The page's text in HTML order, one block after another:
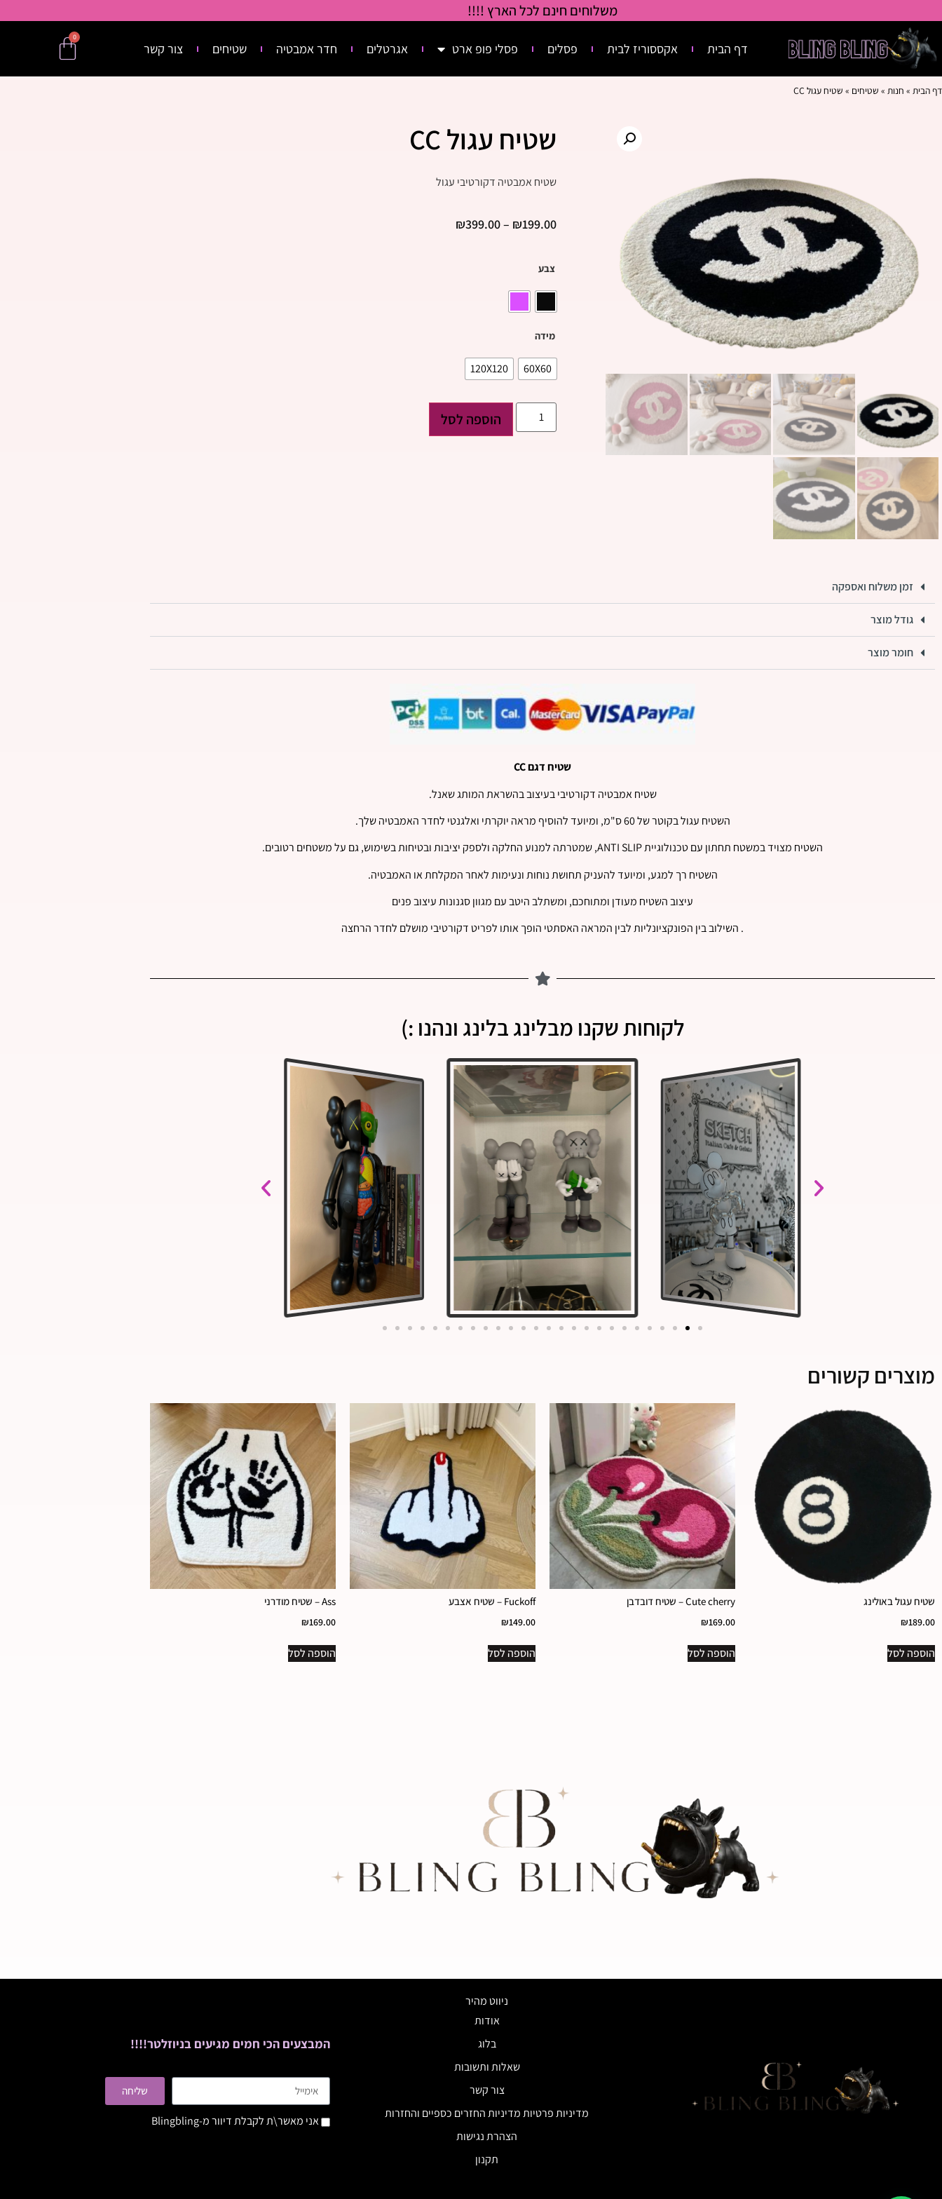
משלוחים חינם לכל הארץ !!!!
דף הבית אקססוריז לבית פסלים פסלי פופ ארט אגרטלים חדר אמבטיה שטיחים צור קשר
0
דף הבית » חנות » שטיחים » שטיח עגול CC
שטיח עגול CC
שטיח אמבטיה דקורטיבי עגול
₪199.00
–
₪399.00
צבע
מידה
60X60
120X120
הוספה לסל
זמן משלוח ואספקה
גודל מוצר
חומר מוצר
שטיח דגם CC
שטיח אמבטיה דקורטיבי בעיצוב בהשראת המותג שאנל.
השטיח עגול בקוטר של 60 ס"מ, ומיועד להוסיף מראה יוקרתי ואלגנטי לחדר האמבטיה שלך.
השטיח מצויד במשטח תחתון עם טכנולוגיית ANTI SLIP, שמטרתה למנוע החלקה ולספק יציבות ובטיחות בשימוש, גם על משטחים רטובים.
השטיח רך למגע, ומיועד להעניק תחושת נוחות ונעימות לאחר המקלחת או האמבטיה.
עיצוב השטיח מעודן ומתוחכם, ומשתלב היטב עם מגוון סגנונות עיצוב פנים
. השילוב בין הפונקציונליות לבין המראה האסתטי הופך אותו לפריט דקורטיבי מושלם לחדר הרחצה
לקוחות שקנו מבלינג בלינג ונהנו :)
מוצרים קשורים
שטיח עגול באולינג
₪189.00
הוספה לסל
Cute cherry – שטיח דובדבן
₪169.00
הוספה לסל
Fuckoff – שטיח אצבע
₪149.00
הוספה לסל
Ass – שטיח מודרני
₪169.00
הוספה לסל
ניווט מהיר
אודות
בלוג
שאלות ותשובות
צור קשר
מדיניות פרטיות מדיניות החזרים כספיים והחזרות
הצהרת נגישות
תקנון
המבצעים הכי חמים מגיעים בניוזלטר!!!!
אני מאשר\ת לקבלת דיוור מ-Blingbling
שליחה